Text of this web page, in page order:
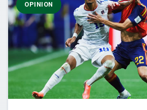
OPINION